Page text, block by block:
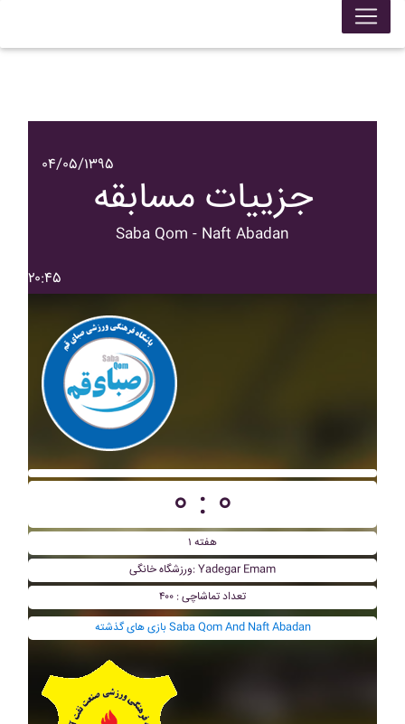
۰۴/۰۵/۱۳۹۵
جزییات مسابقه
Saba Qom - Naft Abadan
۲۰:۴۵
۰ : ۰
هفته ۱
ورزشگاه خانگی: Yadegar Emam
تعداد تماشاچی : ۴۰۰
بازی های گذشته Saba Qom And Naft Abadan